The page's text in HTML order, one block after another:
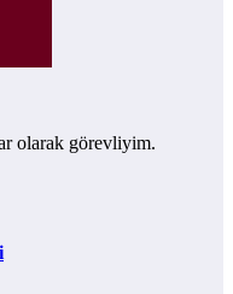
olarak görevliyim.